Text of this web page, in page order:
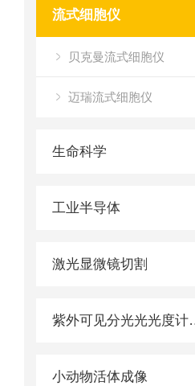
流式细胞仪
贝克曼流式细胞仪
迈瑞流式细胞仪
生命科学
工业半导体
激光显微镜切割
紫外可
小动物活体成像